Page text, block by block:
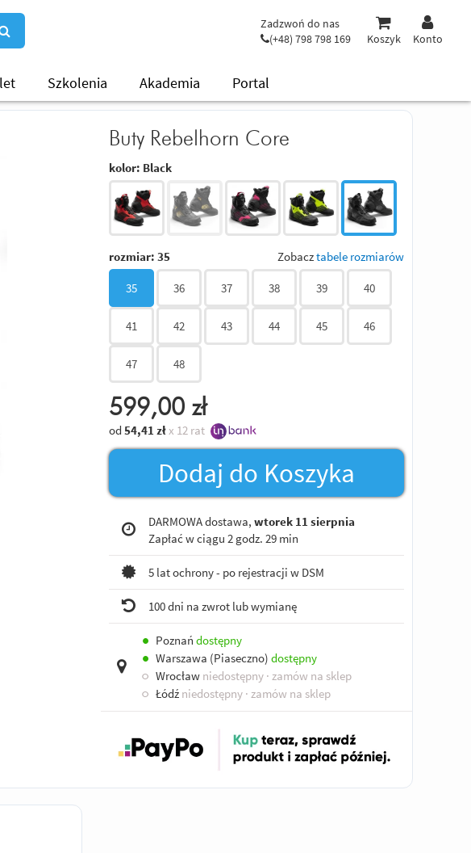
Zadzwoń do nas
(+48) 798 798 169
Koszyk Konto
Szkolenia Akademia Portal
Buty Rebelhorn Core
kolor: Black
rozmiar: 35 Zobacztabele rozmiarów
35 36 37 38 39 40
41 42 43 44 45 46
47 48
599,00 zł
od 54,41 zł x 12 rat
Dodaj do Koszyka
DARMOWA dostawa, wtorek 11 sierpnia
Zapłać w ciągu 2 godz. 29 min
5 lat ochrony - po rejestracji w DSM
100 dni na zwrot lub wymianę
● Poznań dostępny
● Warszawa (Piaseczno) dostępny
○ Wrocław niedostępny · zamów na sklep
○ Łódź niedostępny · zamów na sklep